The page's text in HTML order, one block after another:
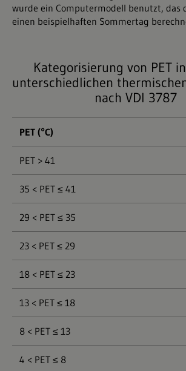
wurde ein Computermodell benutzt, das
einen beispielhaften Sommertag
Kategorisierung von PET
unterschiedlichen
nach VDI 3787
PET (°C)
PET > 41
35 < PET ≤ 41
29 < PET ≤ 35
23 < PET ≤ 29
18 < PET ≤ 23
13 < PET ≤ 18
8 < PET ≤ 13
4 < PET ≤ 8